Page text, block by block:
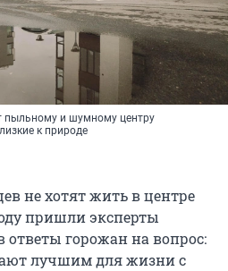
и шумному центру
к природе
не хотят жить в центре
пришли эксперты
ответы горожан на вопрос:
лучшим для жизни с